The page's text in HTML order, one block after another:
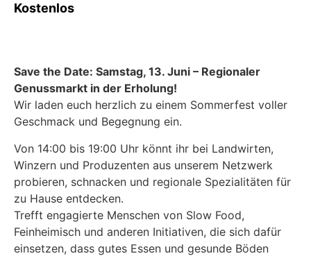
Kostenlos
Save the Date: Samstag, 13. Juni – Regionaler
Genussmarkt in der Erholung!
Wir laden euch herzlich zu einem Sommerfest voller
Geschmack und Begegnung ein.
Von 14:00 bis 19:00 Uhr könnt ihr bei Landwirten,
Winzern und Produzenten aus unserem Netzwerk
probieren, schnacken und regionale Spezialitäten für
zu Hause entdecken.
Trefft engagierte Menschen von Slow Food,
Feinheimisch und anderen Initiativen, die sich dafür
einsetzen, dass gutes Essen und gesunde Böden